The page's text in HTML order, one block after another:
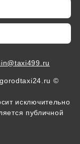
©
исключительно
публичной